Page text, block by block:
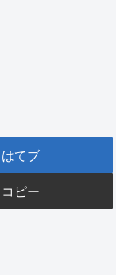
はてブ
コピー